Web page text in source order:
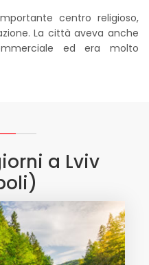
centro religioso,
La città aveva anche
ed era molto
a Lviv